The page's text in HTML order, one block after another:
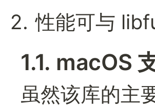
性能可与
1.1. macOS
虽然该库的主